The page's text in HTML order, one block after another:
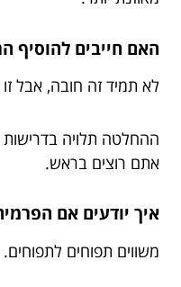
האם חייבים להוסיף
לא תמיד זה חובה, אבל
ההחלטה תלויה
אתם רוצים בראש.
איך יודעים אם
משווים תפוחים לתפוחים.